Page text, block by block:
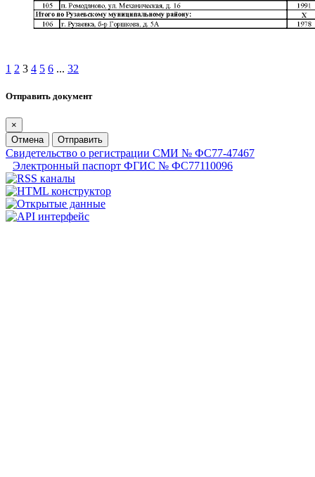
1 2 3 4 5 6 ... 32
Отправить документ
×
Отмена
Отправить
Свидетельство о регистрации СМИ № ФС77-47467
Электронный паспорт ФГИС № ФС77110096